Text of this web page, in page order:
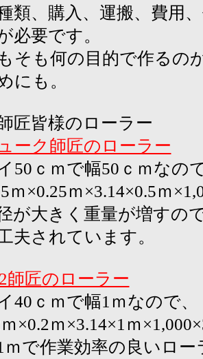
類、購入、運搬、費用
必要です。
そも何の目的で作るの
にも。
匠皆様のローラー
ーク師匠のローラー
50ｃｍで幅50ｃｍなの
ｍ×0.25ｍ×3.14×0.5ｍ
が大きく重量が増すの
夫されています。
師匠のローラー
40ｃｍで幅1ｍなので、
×0.2ｍ×3.14×1ｍ
ｍで作業効率の良いロ